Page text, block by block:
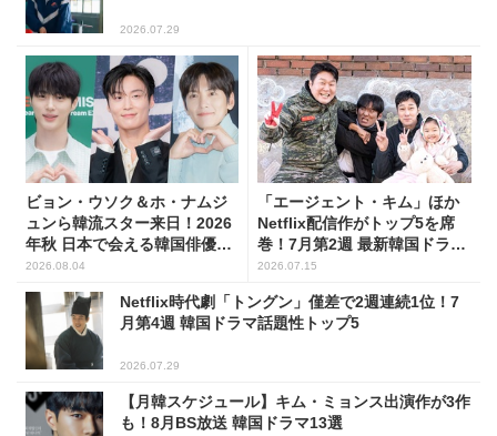
2026.07.29
ビョン・ウソク＆ホ・ナムジ
ュンら韓流スター来日！2026
年秋 日本で会える韓国俳優10
人
2026.08.04
「エージェント・キム」ほか
Netflix配信作がトップ5を席
巻！7月第2週 最新韓国ドラマ
話題性1位～5位
2026.07.15
Netflix時代劇「トングン」僅差で2週連続1位！7
月第4週 韓国ドラマ話題性トップ5
2026.07.29
【月韓スケジュール】キム・ミョンス出演作が3作
も！8月BS放送 韓国ドラマ13選